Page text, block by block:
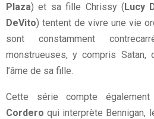
Plaza) et sa fille Chrissy (Lucy
DeVito) tentent de vivre une vie
sont constamment
monstrueuses, y compris
l’âme de sa fille.
Cette série compte également
Cordero qui interprète Bennigan,